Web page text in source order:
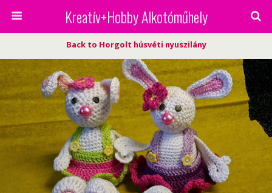
Kreatív+Hobby Alkotóműhely
Back to Horgolt húsvéti nyuszilány